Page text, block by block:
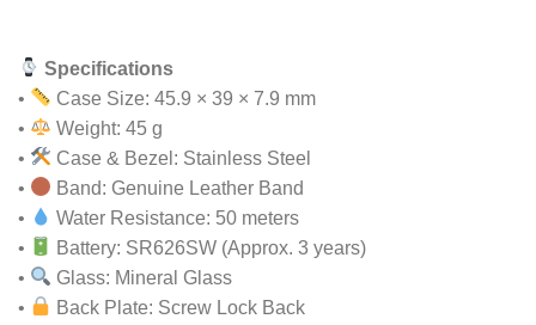
Specifications
•
Case Size: 45.9 × 39 × 7.9 mm
•
Weight: 45 g
•
Case & Bezel: Stainless Steel
•
Band: Genuine Leather Band
•
Water Resistance: 50 meters
•
Battery: SR626SW (Approx. 3 years)
•
Glass: Mineral Glass
•
Back Plate: Screw Lock Back